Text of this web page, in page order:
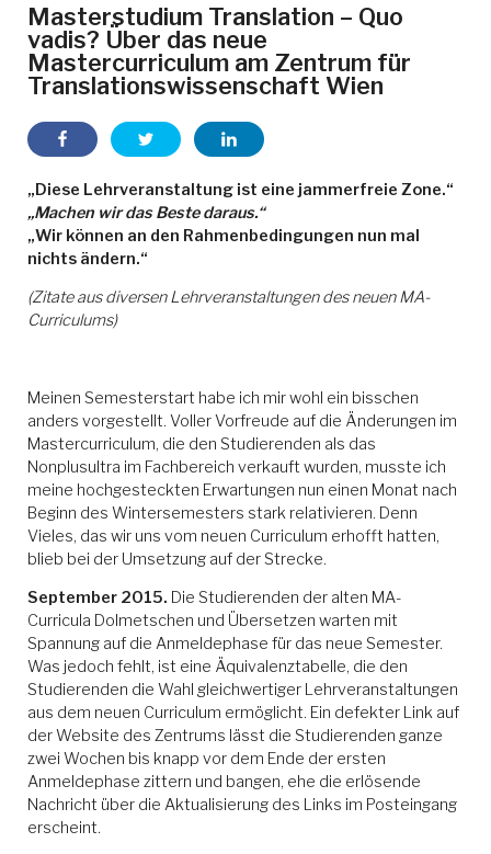
Masterstudium Translation – Quo
vadis? Über das neue
Mastercurriculum am Zentrum für
Translationswissenschaft Wien
„Diese Lehrveranstaltung ist eine jammerfreie Zone.“
„Machen wir das Beste daraus.“
„Wir können an den Rahmenbedingungen nun mal
nichts ändern.“
(Zitate aus diversen Lehrveranstaltungen des neuen MA-
Curriculums)
Meinen Semesterstart habe ich mir wohl ein bisschen
anders vorgestellt. Voller Vorfreude auf die Änderungen im
Mastercurriculum, die den Studierenden als das
Nonplusultra im Fachbereich verkauft wurden, musste ich
meine hochgesteckten Erwartungen nun einen Monat nach
Beginn des Wintersemesters stark relativieren. Denn
Vieles, das wir uns vom neuen Curriculum erhofft hatten,
blieb bei der Umsetzung auf der Strecke.
September 2015. Die Studierenden der alten MA-
Curricula Dolmetschen und Übersetzen warten mit
Spannung auf die Anmeldephase für das neue Semester.
Was jedoch fehlt, ist eine Äquivalenztabelle, die den
Studierenden die Wahl gleichwertiger Lehrveranstaltungen
aus dem neuen Curriculum ermöglicht. Ein defekter Link auf
der Website des Zentrums lässt die Studierenden ganze
zwei Wochen bis knapp vor dem Ende der ersten
Anmeldephase zittern und bangen, ehe die erlösende
Nachricht über die Aktualisierung des Links im Posteingang
erscheint.